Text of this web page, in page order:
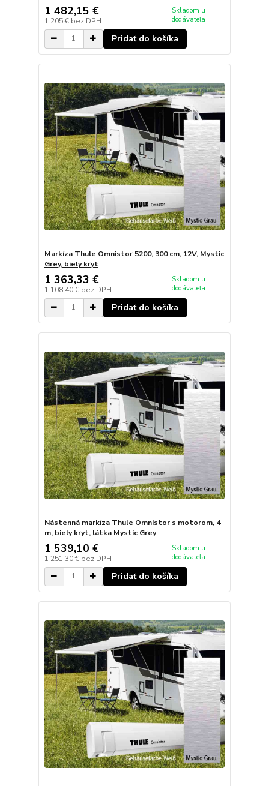
1 482,15 €
1 205 € bez DPH
Skladom u
dodávateľa
Pridať do košíka
Markíza Thule Omnistor 5200, 300 cm, 12V, Mystic
Grey, biely kryt
1 363,33 €
1 108,40 € bez DPH
Skladom u
dodávateľa
Pridať do košíka
Nástenná markíza Thule Omnistor s motorom, 4
m, biely kryt, látka Mystic Grey
1 539,10 €
1 251,30 € bez DPH
Skladom u
dodávateľa
Pridať do košíka